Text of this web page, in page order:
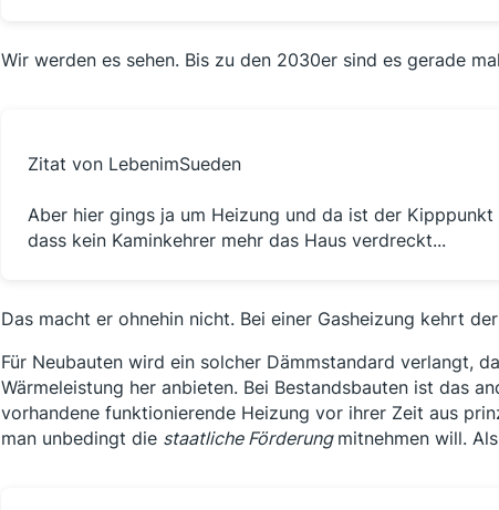
Wir werden es sehen. Bis zu den 2030er sind es gerade
Zitat von LebenimSueden
Aber hier gings ja um Heizung und da ist der
dass kein Kaminkehrer mehr das Haus verdreckt...
Das macht er ohnehin nicht. Bei einer Gasheizung kehrt
Für Neubauten wird ein solcher Dämmstandard verlangt,
Wärmeleistung her anbieten. Bei Bestandsbauten ist das
vorhandene funktionierende Heizung vor ihrer Zeit aus
man unbedingt die staatliche Förderung mitnehmen will.